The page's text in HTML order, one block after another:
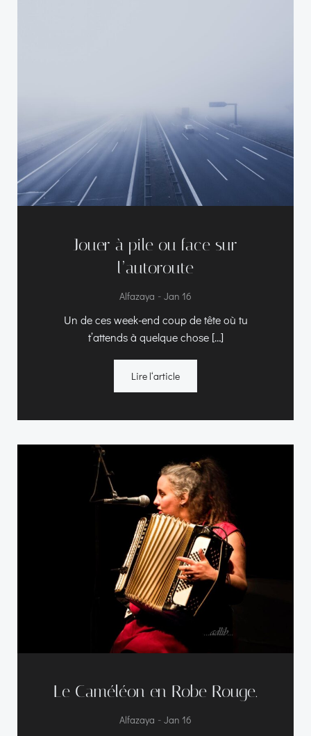
Jouer à pile ou face sur
l’autoroute
Alfazaya - Jan 16
Un de ces week-end coup de tête où tu
t’attends à quelque chose […]
Lire l‘article
Le Caméléon en Robe Rouge.
Alfazaya - Jan 16